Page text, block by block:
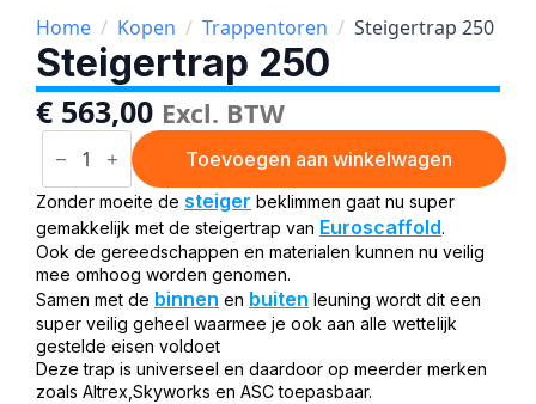
Home Kopen Trappentoren Steigertrap 250
Steigertrap 250
€ 563,00 Excl. BTW
Steigertrap
250 Toevoegen aan winkelwagen
Zonder moeite de steiger beklimmen gaat nu super
gemakkelijk met de steigertrap van Euroscaffold.
Ook de gereedschappen en materialen kunnen nu veilig
mee omhoog worden genomen.
Samen met de binnen en buiten leuning wordt dit een
super veilig geheel waarmee je ook aan alle wettelijk
gestelde eisen voldoet
Deze trap is universeel en daardoor op meerder merken
zoals Altrex,Skyworks en ASC toepasbaar.